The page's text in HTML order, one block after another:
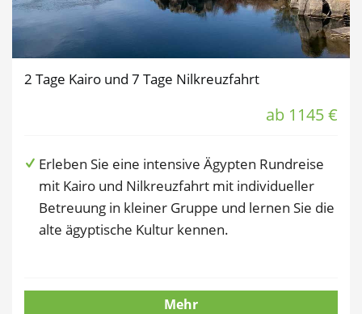
2 Tage Kairo und 7 Tage Nilkreuzfahrt
ab 1145 €
Erleben Sie eine intensive Ägypten Rundreise
mit Kairo und Nilkreuzfahrt mit individueller
Betreuung in kleiner Gruppe und lernen Sie die
alte ägyptische Kultur kennen.
Mehr